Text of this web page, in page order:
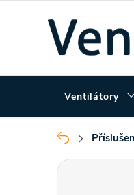
Ventilátory
Domů
P